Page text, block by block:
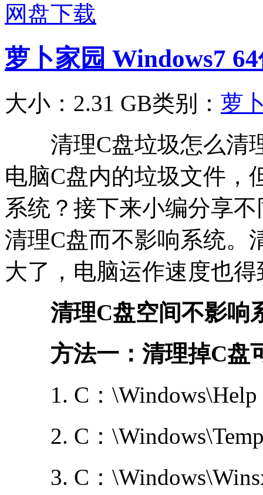
网盘下载
萝卜家园 Windows7
大小：2.31 GB类别： 萝
清理C盘垃圾怎么清
电脑C盘内的垃圾文件，
系统？接下来小编分享
清理C盘而不影响系统。
大了，电脑运作速度也
清理C盘空间不影响
方法一：清理掉C盘
1. C：\Windows\Help
2. C：
3. C：